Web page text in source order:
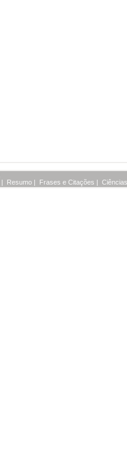
| Resumo | Frases e Citações |